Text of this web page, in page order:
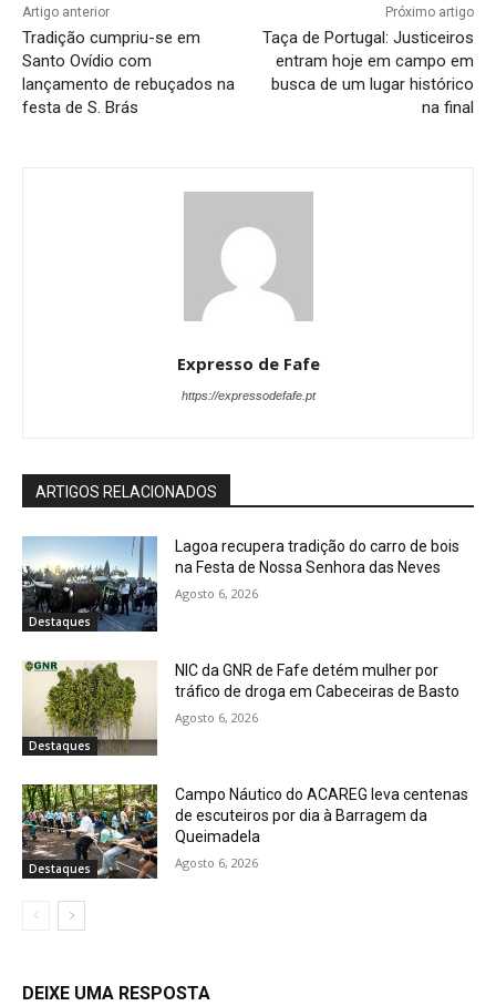
Artigo anterior
Tradição cumpriu-se em
Santo Ovídio com
lançamento de rebuçados na
festa de S. Brás
Próximo artigo
Taça de Portugal: Justiceiros
entram hoje em campo em
busca de um lugar histórico
na final
Expresso de Fafe
https://expressodefafe.pt
ARTIGOS RELACIONADOS
Destaques
Lagoa recupera tradição do carro de bois
na Festa de Nossa Senhora das Neves
Agosto 6, 2026
Destaques
NIC da GNR de Fafe detém mulher por
tráfico de droga em Cabeceiras de Basto
Agosto 6, 2026
Destaques
Campo Náutico do ACAREG leva centenas
de escuteiros por dia à Barragem da
Queimadela
Agosto 6, 2026
DEIXE UMA RESPOSTA